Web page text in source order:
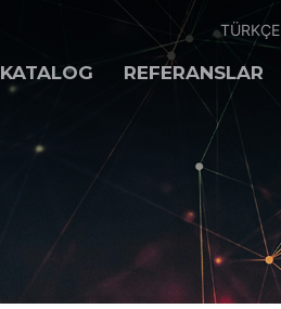
TÜRKÇE
KATALOG REFERANSLAR